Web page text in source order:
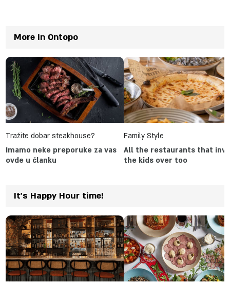
More in Ontopo
Tražite dobar steakhouse?
Imamo neke preporuke za vas
ovde u članku
Family Style
All the restaurants that
the kids over too
It's Happy Hour time!